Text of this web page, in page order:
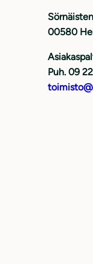
00580
Puh. 09